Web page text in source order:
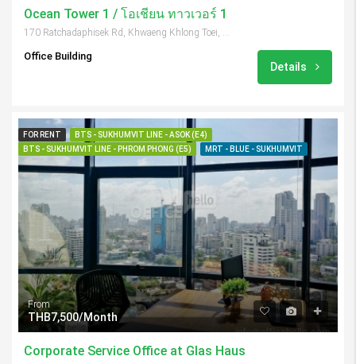
Ocean Tower 1 / โอเชี่ยน ทาวเวอร์ 1
Office Building
Details
FOR RENT
BTS - SUKHUMVIT LINE - ASOK (E4)
BTS - SUKHUMVIT LINE - PHROM PHONG (E5)
MRT - BLUE - SUKHUMVIT
From
THB7,500/Month
Corporate Service Office at Glas Haus